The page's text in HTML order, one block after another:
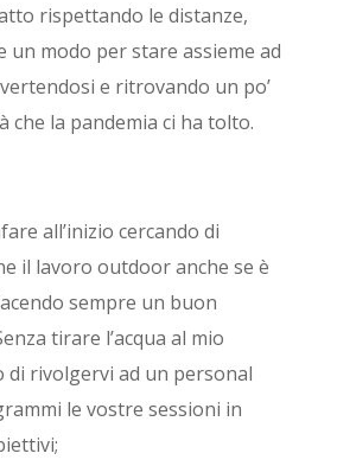
rispettando le distanze,
un modo per stare assieme ad
e ritrovando un po’
che la pandemia ci ha tolto.
all’inizio cercando di
il lavoro outdoor anche se è
sempre un buon
tirare l’acqua al mio
di rivolgervi ad un personal
le vostre sessioni in